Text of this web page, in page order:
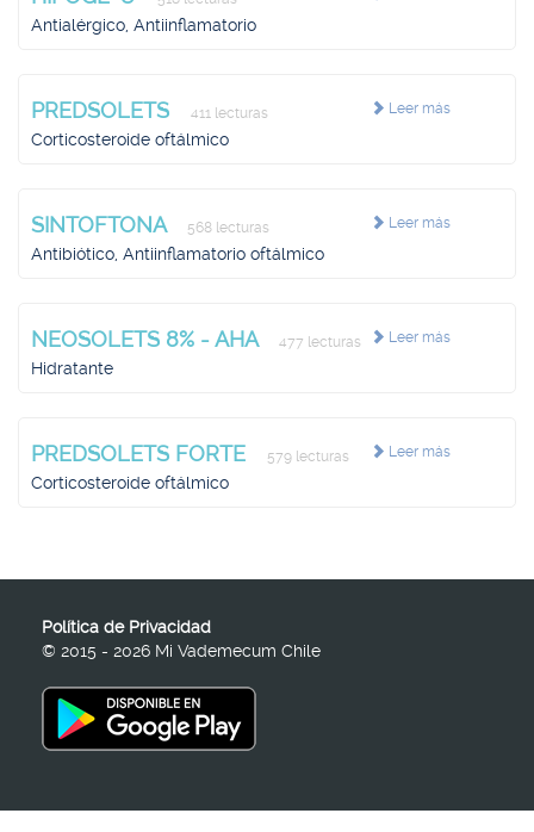
Antialérgico, Antiinflamatorio
Leer más
PREDSOLETS 411 lecturas
Corticosteroide oftálmico
Leer más
SINTOFTONA 568 lecturas
Antibiótico, Antiinflamatorio oftálmico
Leer más
NEOSOLETS 8% - AHA 477 lecturas
Hidratante
Leer más
PREDSOLETS FORTE 579 lecturas
Corticosteroide oftálmico
Política de Privacidad
© 2015 - 2026 Mi Vademecum Chile